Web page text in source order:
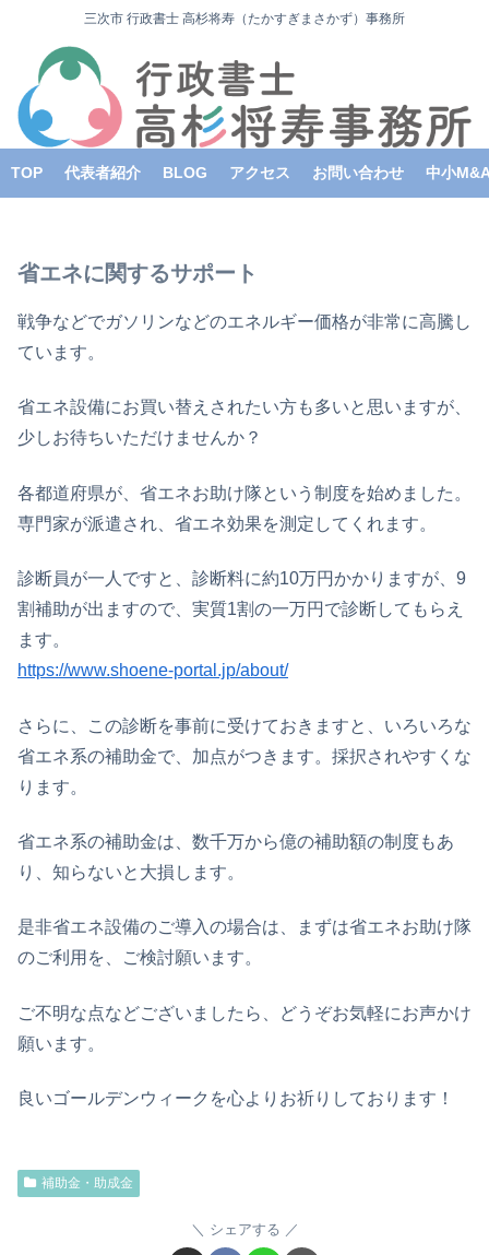
三次市 行政書士 高杉将寿（たかすぎまさかず）事務所
TOP 代表者紹介 BLOG アクセス お問い合わせ 中小
省エネに関するサポート
戦争などでガソリンなどのエネルギー価格が非常に高騰し
ています。
省エネ設備にお買い替えされたい方も多いと思いますが、
少しお待ちいただけませんか？
各都道府県が、省エネお助け隊という制度を始めました。
専門家が派遣され、省エネ効果を測定してくれます。
診断員が一人ですと、診断料に約10万円かかりますが、9
割補助が出ますので、実質1割の一万円で診断してもらえ
ます。
https://www.shoene-portal.jp/about/
さらに、この診断を事前に受けておきますと、いろいろな
省エネ系の補助金で、加点がつきます。採択されやすくな
ります。
省エネ系の補助金は、数千万から億の補助額の制度もあ
り、知らないと大損します。
是非省エネ設備のご導入の場合は、まずは省エネお助け隊
のご利用を、ご検討願います。
ご不明な点などございましたら、どうぞお気軽にお声かけ
願います。
良いゴールデンウィークを心よりお祈りしております！
補助金・助成金
シェアする